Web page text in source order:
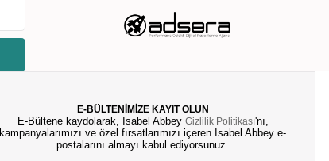
E-BÜLTENİMİZE KAYIT OLUN
E-Bültene kaydolarak, Isabel Abbey Gizlilik Politikası'nı,
kampanyalarımızı ve özel fırsatlarımızı içeren Isabel Abbey e-
postalarını almayı kabul ediyorsunuz.